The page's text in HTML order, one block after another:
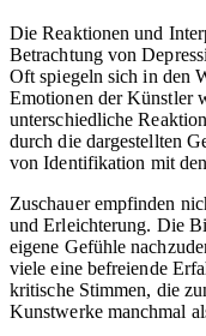
Die Reaktionen und
Betrachtung von
Oft spiegeln sich in den
Emotionen der Künstler
unterschiedliche
durch die dargestellten
von Identifikation mit
Zuschauer empfinden
und Erleichterung. Die
eigene Gefühle
viele eine befreiende
kritische Stimmen, die
Kunstwerke manchmal